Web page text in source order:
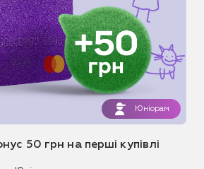
Юніорам
50 грн на перші купівлі